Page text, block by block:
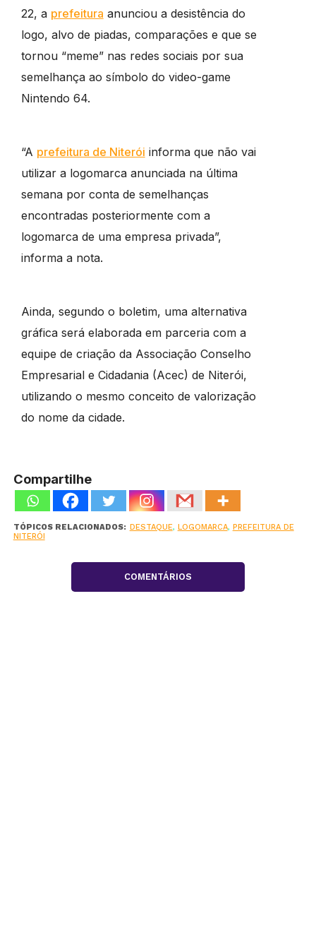
22, a prefeitura anunciou a desistência do
logo, alvo de piadas, comparações e que se
tornou “meme” nas redes sociais por sua
semelhança ao símbolo do video-game
Nintendo 64.
“A prefeitura de Niterói informa que não vai
utilizar a logomarca anunciada na última
semana por conta de semelhanças
encontradas posteriormente com a
logomarca de uma empresa privada”,
informa a nota.
Ainda, segundo o boletim, uma alternativa
gráfica será elaborada em parceria com a
equipe de criação da Associação Conselho
Empresarial e Cidadania (Acec) de Niterói,
utilizando o mesmo conceito de valorização
do nome da cidade.
Compartilhe
TÓPICOS RELACIONADOS: DESTAQUE, LOGOMARCA, PREFEITURA DE
NITERÓI
COMENTÁRIOS